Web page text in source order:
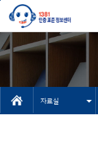
본문바로가기
주메뉴 바로가기
자료실